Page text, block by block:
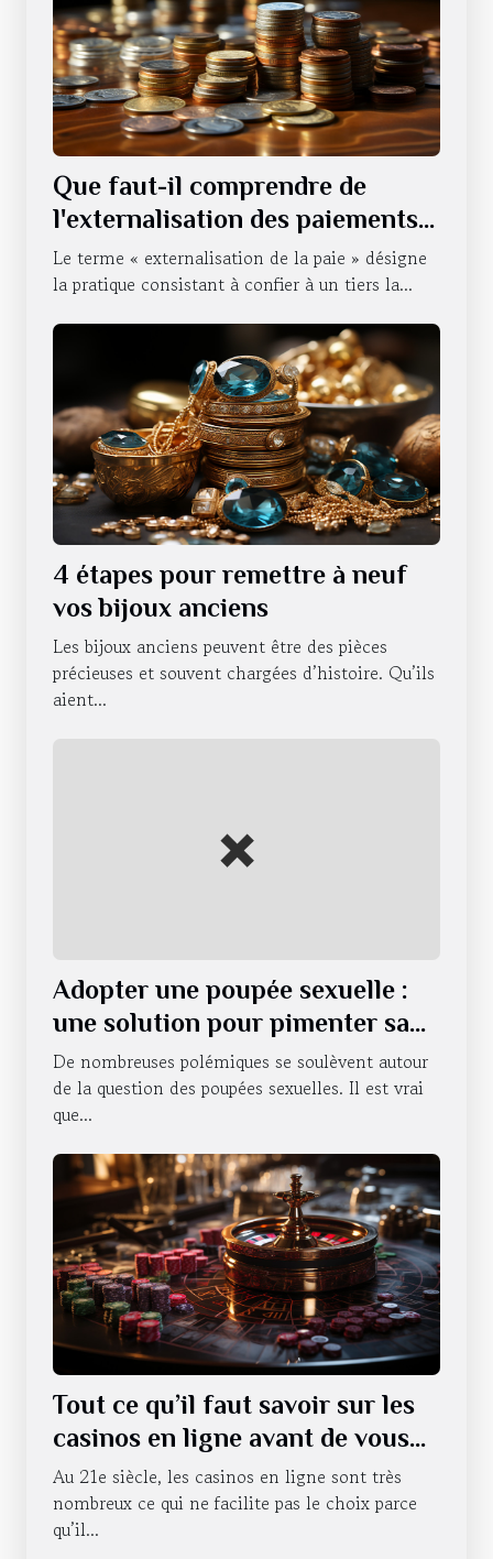
Que faut-il comprendre de
l'externalisation des paiements
d'une entreprise ?
Le terme « externalisation de la paie » désigne
la pratique consistant à confier à un tiers la...
4 étapes pour remettre à neuf
vos bijoux anciens
Les bijoux anciens peuvent être des pièces
précieuses et souvent chargées d’histoire. Qu’ils
aient...
Adopter une poupée sexuelle :
une solution pour pimenter sa
vie sexuelle ?
De nombreuses polémiques se soulèvent autour
de la question des poupées sexuelles. Il est vrai
que...
Tout ce qu’il faut savoir sur les
casinos en ligne avant de vous
lancer
Au 21e siècle, les casinos en ligne sont très
nombreux ce qui ne facilite pas le choix parce
qu’il...